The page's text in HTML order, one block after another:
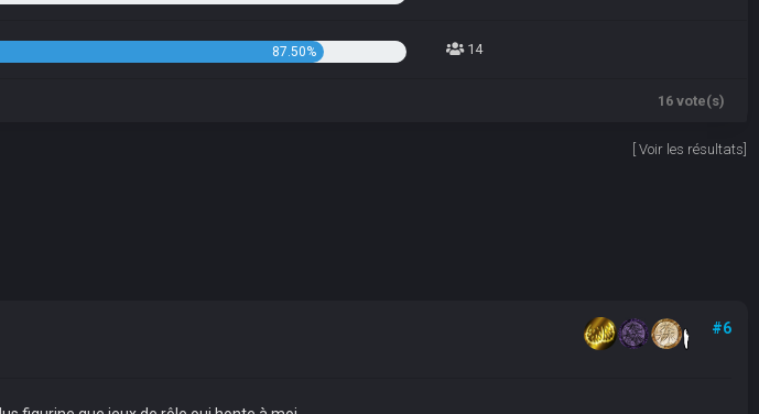
87.50% 14
16 vote(s)
Voir les résultats
#6